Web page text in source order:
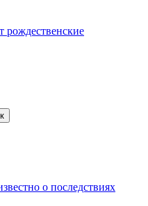
рождественские
о последствиях